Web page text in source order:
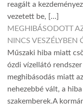
reagált a
vezetett be, […]
MEGHIBÁSODOTT
NINCS
Műszaki hiba miatt
ózdi vízellátó
meghibásodás miatt
nehezebbé vált, a
szakemberek.A